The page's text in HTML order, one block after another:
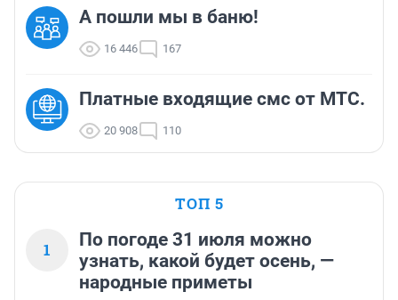
А пошли мы в баню!
16 446 167
Платные входящие смс от МТС.
20 908 110
ТОП 5
1
По погоде 31 июля можно
узнать, какой будет осень, —
народные приметы